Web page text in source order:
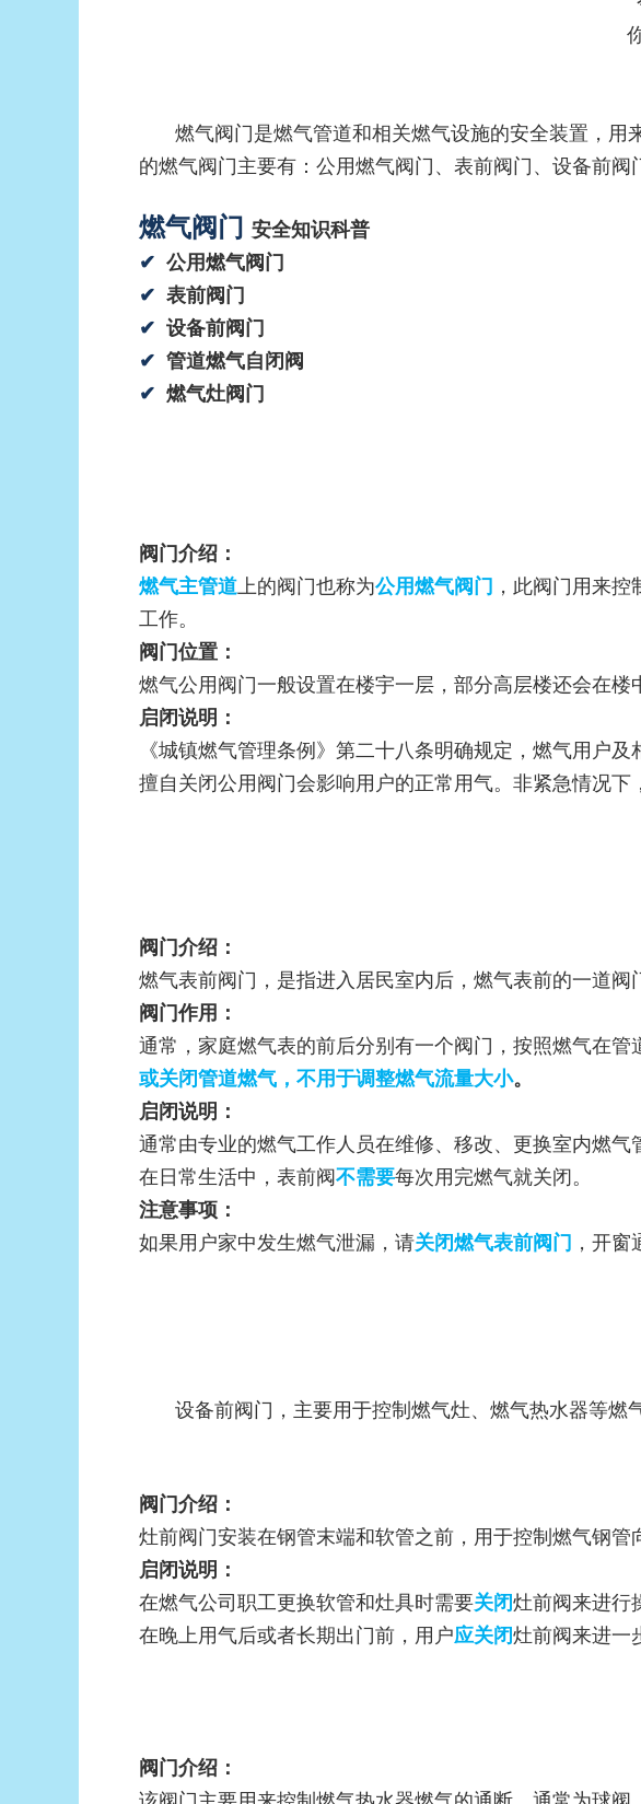
燃气阀门是燃气管道和相关燃气设施的安全装置，
的燃气阀门主要有：公用燃气阀门、表前阀门、设备前阀
燃气阀门 安全知识科普
✔ 公用燃气阀门
✔ 表前阀门
✔ 设备前阀门
✔ 管道燃气自闭阀
✔ 燃气灶阀门
阀门介绍：
燃气主管道 上的阀门也称为公用燃气阀门 ，此阀门用来
工作。
阀门位置：
燃气公用阀门一般设置在楼宇一层，部分高层楼还会在楼
启闭说明：
《城镇燃气管理条例》第二十八条明确规定，燃气用户及
擅自关闭公用阀门会影响用户的正常用气。非紧急情况下
阀门介绍：
燃气表前阀门，是指进入居民室内后，燃气表前的一道阀
阀门作用：
通常，家庭燃气表的前后分别有一个阀门，按照燃气在
或关闭管道燃气，不用于调整燃气流量大小。
启闭说明：
通常由专业的燃气工作人员在维修、移改、更换室内燃
在日常生活中，表前阀不需要每次用完燃气就关闭。
注意事项：
如果用户家中发生燃气泄漏，请关闭燃气表前阀门 ，开
设备前阀门，主要用于控制燃气灶、燃气热水器等燃
阀门介绍：
灶前阀门安装在钢管末端和软管之前，用于控制燃气钢管
启闭说明：
在燃气公司职工更换软管和灶具时需要关闭灶前阀来进行
在晚上用气后或者长期出门前，用户应关闭灶前阀来进一
阀门介绍：